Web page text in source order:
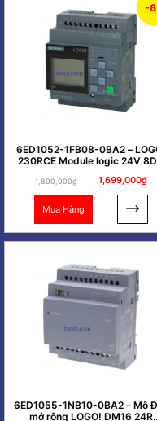
-
6ED1052-1FB08-0BA2 –
230RCE Module logic 24V
1,800,000₫ 1,699,000₫
Mua Hàng
6ED1055-1NB10-0BA2 – Mô
mở rộng LOGO! DM16 24R